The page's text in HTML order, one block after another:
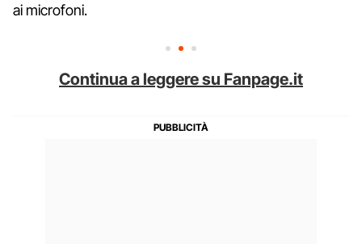
ai microfoni.
Continua a leggere su Fanpage.it